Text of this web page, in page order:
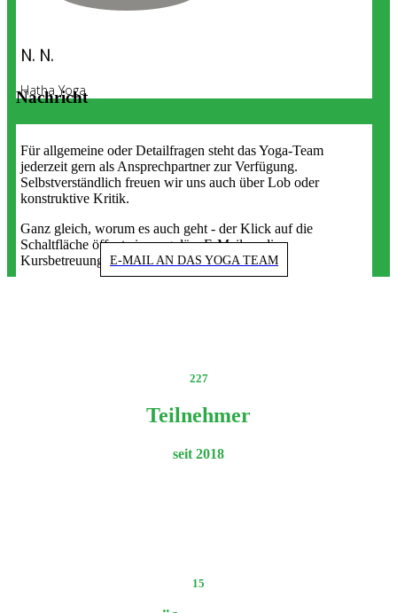
N. N.
Hatha Yoga
Nachricht
Für allgemeine oder Detailfragen steht das Yoga-Team
jederzeit gern als Ansprechpartner zur Verfügung.
Selbstverständlich freuen wir uns auch über Lob oder
konstruktive Kritik.
Ganz gleich, worum es auch geht - der Klick auf die
Schaltfläche öffnet eine reguläre E-Mail an die
Kursbetreuung.
E-MAIL AN DAS YOGA TEAM
227
Teilnehmer
seit 2018
15